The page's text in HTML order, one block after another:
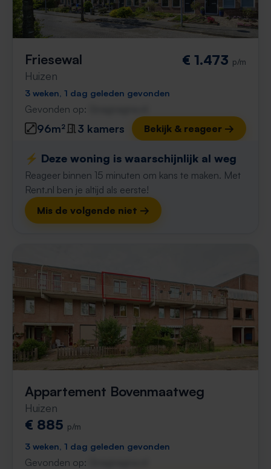
Friesewal
Huizen
€ 1.473 p/m
3 weken, 1 dag geleden gevonden
Gevonden op:
96m² 3 kamers Bekijk & reageer →
⚡️ Deze woning is waarschijnlijk al weg
Reageer binnen 15 minuten om kans te maken. Met
Rent.nl ben je altijd als eerste!
Mis de volgende niet →
Appartement Bovenmaatweg
Huizen
€ 885 p/m
3 weken, 1 dag geleden gevonden
Gevonden op: